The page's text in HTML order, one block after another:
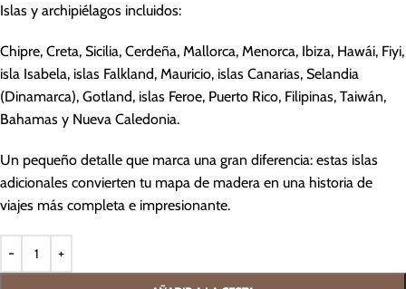
Islas y archipiélagos incluidos:
Chipre, Creta, Sicilia, Cerdeña, Mallorca, Menorca, Ibiza, Hawái, Fiyi,
isla Isabela, islas Falkland, Mauricio, islas Canarias, Selandia
(Dinamarca), Gotland, islas Feroe, Puerto Rico, Filipinas, Taiwán,
Bahamas y Nueva Caledonia.
Un pequeño detalle que marca una gran diferencia: estas islas
adicionales convierten tu mapa de madera en una historia de
viajes más completa e impresionante.